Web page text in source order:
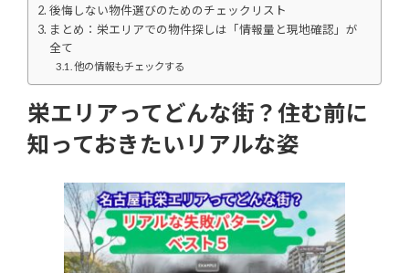
後悔しない物件選びのためのチェックリスト
まとめ：栄エリアでの物件探しは「情報量と現地確認」が
全て
他の情報もチェックする
栄エリアってどんな街？住む前に
知っておきたいリアルな姿